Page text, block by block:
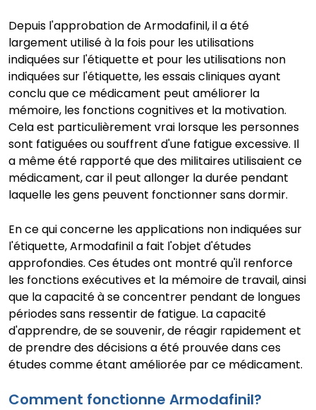
Depuis l'approbation de Armodafinil, il a été
largement utilisé à la fois pour les utilisations
indiquées sur l'étiquette et pour les utilisations non
indiquées sur l'étiquette, les essais cliniques ayant
conclu que ce médicament peut améliorer la
mémoire, les fonctions cognitives et la motivation.
Cela est particulièrement vrai lorsque les personnes
sont fatiguées ou souffrent d'une fatigue excessive. Il
a même été rapporté que des militaires utilisaient ce
médicament, car il peut allonger la durée pendant
laquelle les gens peuvent fonctionner sans dormir.
En ce qui concerne les applications non indiquées sur
l'étiquette, Armodafinil a fait l'objet d'études
approfondies. Ces études ont montré qu'il renforce
les fonctions exécutives et la mémoire de travail, ainsi
que la capacité à se concentrer pendant de longues
périodes sans ressentir de fatigue. La capacité
d'apprendre, de se souvenir, de réagir rapidement et
de prendre des décisions a été prouvée dans ces
études comme étant améliorée par ce médicament.
Comment fonctionne Armodafinil?